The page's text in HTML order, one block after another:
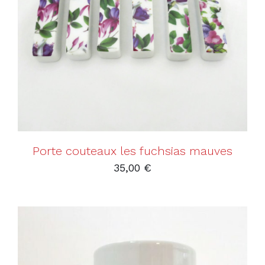
AJOUTER AU PANIER DÉTAILS
Porte couteaux les fuchsias mauves
35,00 €